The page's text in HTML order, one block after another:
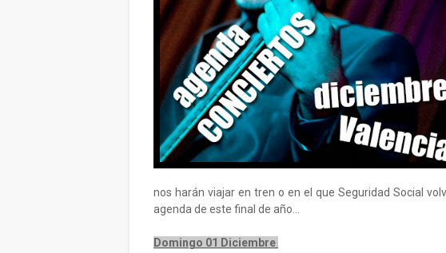
nos harán viajar en tren o en el que Seguridad Social
agenda de este final de año...
Domingo 01 Diciembre